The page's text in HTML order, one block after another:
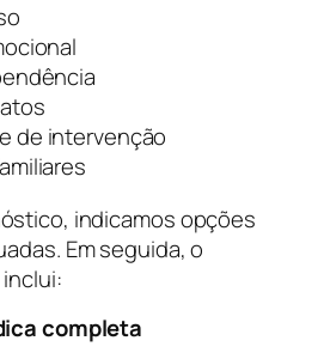
de intervenção
indicamos opções
Em seguida, o
completa